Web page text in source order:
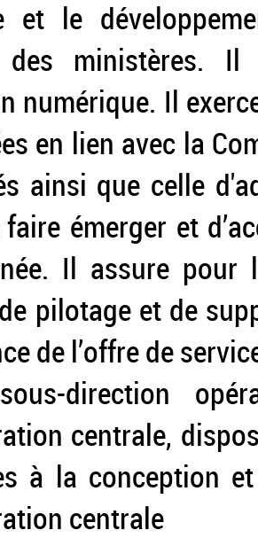
et le
des ministères.
numérique. Il
en lien avec la
ainsi que celle
émerger et
Il assure pour
pilotage et de
de l’offre de
direction
centrale,
à la conception
centrale